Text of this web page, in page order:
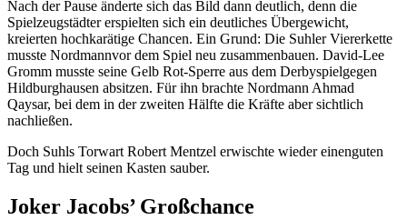
Nach der Pause änderte sich das Bild dann deutlich, denn die
Spielzeugstädter erspielten sich ein deutliches Übergewicht,
kreierten hochkarätige Chancen. Ein Grund: Die Suhler Viererkette
musste Nordmannvor dem Spiel neu zusammenbauen. David-Lee
Gromm musste seine Gelb Rot-Sperre aus dem Derbyspielgegen
Hildburghausen absitzen. Für ihn brachte Nordmann Ahmad
Qaysar, bei dem in der zweiten Hälfte die Kräfte aber sichtlich
nachließen.
Doch Suhls Torwart Robert Mentzel erwischte wieder einenguten
Tag und hielt seinen Kasten sauber.
Joker Jacobs’ Großchance